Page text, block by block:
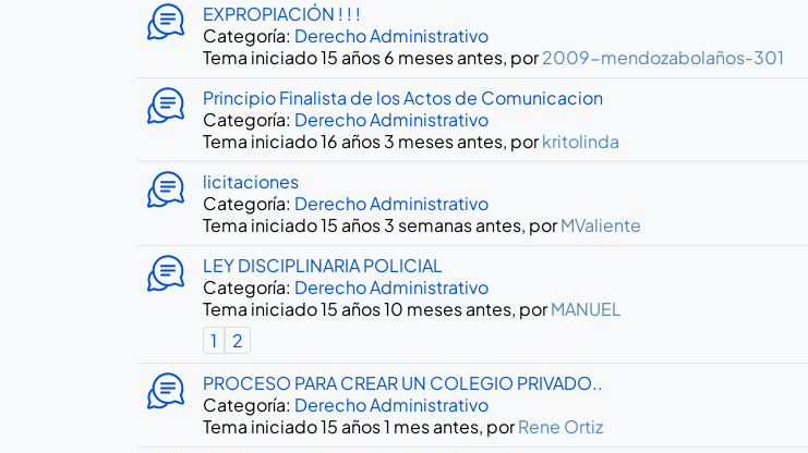
EXPROPIACIÓN ! ! !
Categoría: Derecho Administrativo
Tema iniciado 15 años 6 meses antes, por2009-mendozabolaños-301
Principio Finalista de los Actos de Comunicacion
Categoría: Derecho Administrativo
Tema iniciado 16 años 3 meses antes, porkritolinda
licitaciones
Categoría: Derecho Administrativo
Tema iniciado 15 años 3 semanas antes, porMValiente
LEY DISCIPLINARIA POLICIAL
Categoría: Derecho Administrativo
Tema iniciado 15 años 10 meses antes, porMANUEL
1
2
PROCESO PARA CREAR UN COLEGIO PRIVADO..
Categoría: Derecho Administrativo
Tema iniciado 15 años 1 mes antes, porRene Ortiz